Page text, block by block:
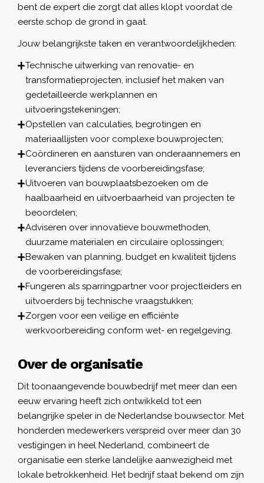
bent de expert die zorgt dat alles klopt voordat de
eerste schop de grond in gaat.
Jouw belangrijkste taken en verantwoordelijkheden:
Technische uitwerking van renovatie- en
transformatieprojecten, inclusief het maken van
gedetailleerde werkplannen en
uitvoeringstekeningen;
Opstellen van calculaties, begrotingen en
materiaallijsten voor complexe bouwprojecten;
Coördineren en aansturen van onderaannemers en
leveranciers tijdens de voorbereidingsfase;
Uitvoeren van bouwplaatsbezoeken om de
haalbaarheid en uitvoerbaarheid van projecten te
beoordelen;
Adviseren over innovatieve bouwmethoden,
duurzame materialen en circulaire oplossingen;
Bewaken van planning, budget en kwaliteit tijdens
de voorbereidingsfase;
Fungeren als sparringpartner voor projectleiders en
uitvoerders bij technische vraagstukken;
Zorgen voor een veilige en efficiënte
werkvoorbereiding conform wet- en regelgeving.
Over de organisatie
Dit toonaangevende bouwbedrijf met meer dan een
eeuw ervaring heeft zich ontwikkeld tot een
belangrijke speler in de Nederlandse bouwsector. Met
honderden medewerkers verspreid over meer dan 30
vestigingen in heel Nederland, combineert de
organisatie een sterke landelijke aanwezigheid met
lokale betrokkenheid. Het bedrijf staat bekend om zijn